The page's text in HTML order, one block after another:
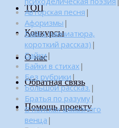
ТОП
Конкурсы
О нас
Обратная связь
Помощь проекту
Авторская песня |
Афоризмы |
Байка (миниатюра,
короткий рассказ) |
Байки|
Байки в стихах |
Без рубрики |
Большой рассказ. |
Братья по разуму|
В поисках алмазного
венца |